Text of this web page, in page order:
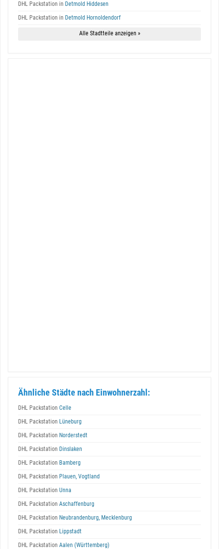
DHL Packstation in Detmold Hiddesen
DHL Packstation in Detmold Hornoldendorf
Alle Stadtteile anzeigen »
Ähnliche Städte nach Einwohnerzahl:
DHL Packstation Celle
DHL Packstation Lüneburg
DHL Packstation Norderstedt
DHL Packstation Dinslaken
DHL Packstation Bamberg
DHL Packstation Plauen, Vogtland
DHL Packstation Unna
DHL Packstation Aschaffenburg
DHL Packstation Neubrandenburg, Mecklenburg
DHL Packstation Lippstadt
DHL Packstation Aalen (Württemberg)